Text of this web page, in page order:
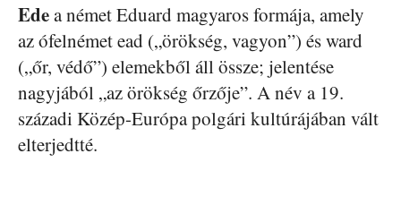
Edea német Eduard magyaros formája, amely
az ófelnémet ead („örökség, vagyon”) és ward
(„őr, védő”) elemekből áll össze; jelentése
nagyjából „az örökség őrzője”. A név a 19.
századi Közép-Európa polgári kultúrájában vált
elterjedtté.